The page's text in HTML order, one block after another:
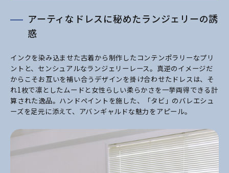
アーティなドレスに秘めたランジェリーの誘
惑
インクを染み込ませた古着から制作したコンテンポラリーなプリ
ントと、センシュアルなランジェリーレース。真逆のイメージだ
からこそお互いを補い合うデザインを掛け合わせたドレスは、そ
れ1枚で凛としたムードと女性らしい柔らかさを一挙両得できる計
算された逸品。ハンドペイントを施した、「タビ」のバレエシュ
ーズを足元に添えて、アバンギャルドな魅力をアピール。